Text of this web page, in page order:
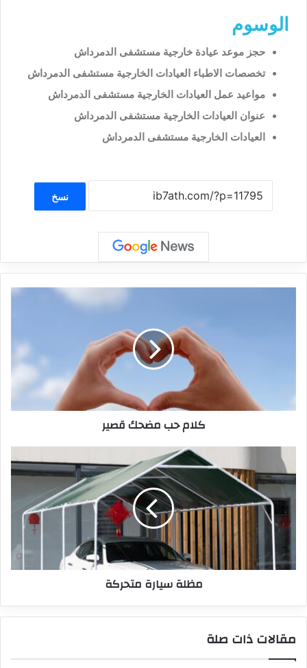
الوسوم
حجز موعد عيادة خارجية مستشفى الدمرداش
تخصصات الاطباء العيادات الخارجية مستشفى الدمرداش
مواعيد عمل العيادات الخارجية مستشفى الدمرداش
عنوان العيادات الخارجية مستشفى الدمرداش
العيادات الخارجية مستشفى الدمرداش
نسخ
كلام حب مضحك قصير
مظلة سيارة متحركة
مقالات ذات صلة